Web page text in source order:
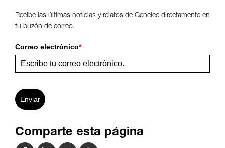
Recibe las últimas noticias y relatos de Genelec directamente en
tu buzón de correo.
Correo electrónico*
Enviar
Comparte esta página